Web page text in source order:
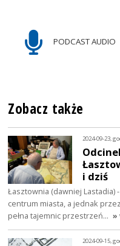
PODCAST AUDIO
Zobacz także
2024-09-23,
i dziś
Łasztownia (dawniej Lastadia)
centrum miasta, a jednak
pełna tajemnic przestrzeń… »
2024-09-15,